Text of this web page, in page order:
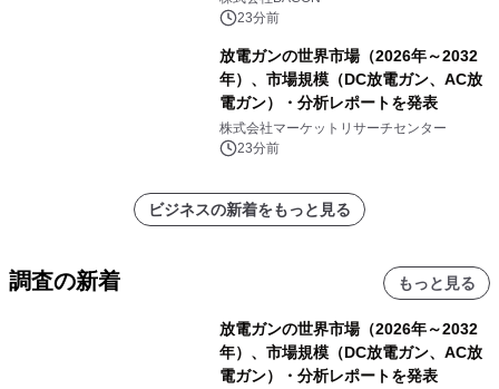
23分前
放電ガンの世界市場（2026年～2032
年）、市場規模（DC放電ガン、AC放
電ガン）・分析レポートを発表
株式会社マーケットリサーチセンター
23分前
ビジネスの新着をもっと見る
調査の新着 もっと見る
放電ガンの世界市場（2026年～2032
年）、市場規模（DC放電ガン、AC放
電ガン）・分析レポートを発表